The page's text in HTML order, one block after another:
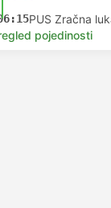
PUS Zračna
pojedinosti